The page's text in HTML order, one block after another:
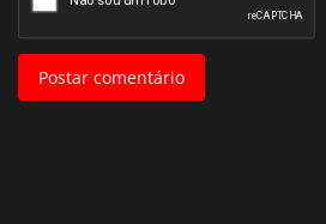
Postar comentário